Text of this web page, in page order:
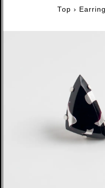
Top ›